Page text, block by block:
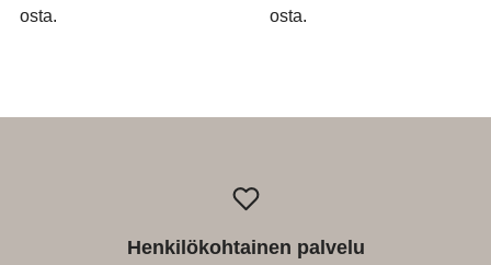
osta.
osta.
Henkilökohtainen palvelu